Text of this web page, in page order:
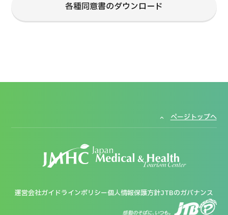
各種同意書のダウンロード
ページトップへ
運営会社ガイドラインポリシー個人情報保護方針JTBのガバナンス